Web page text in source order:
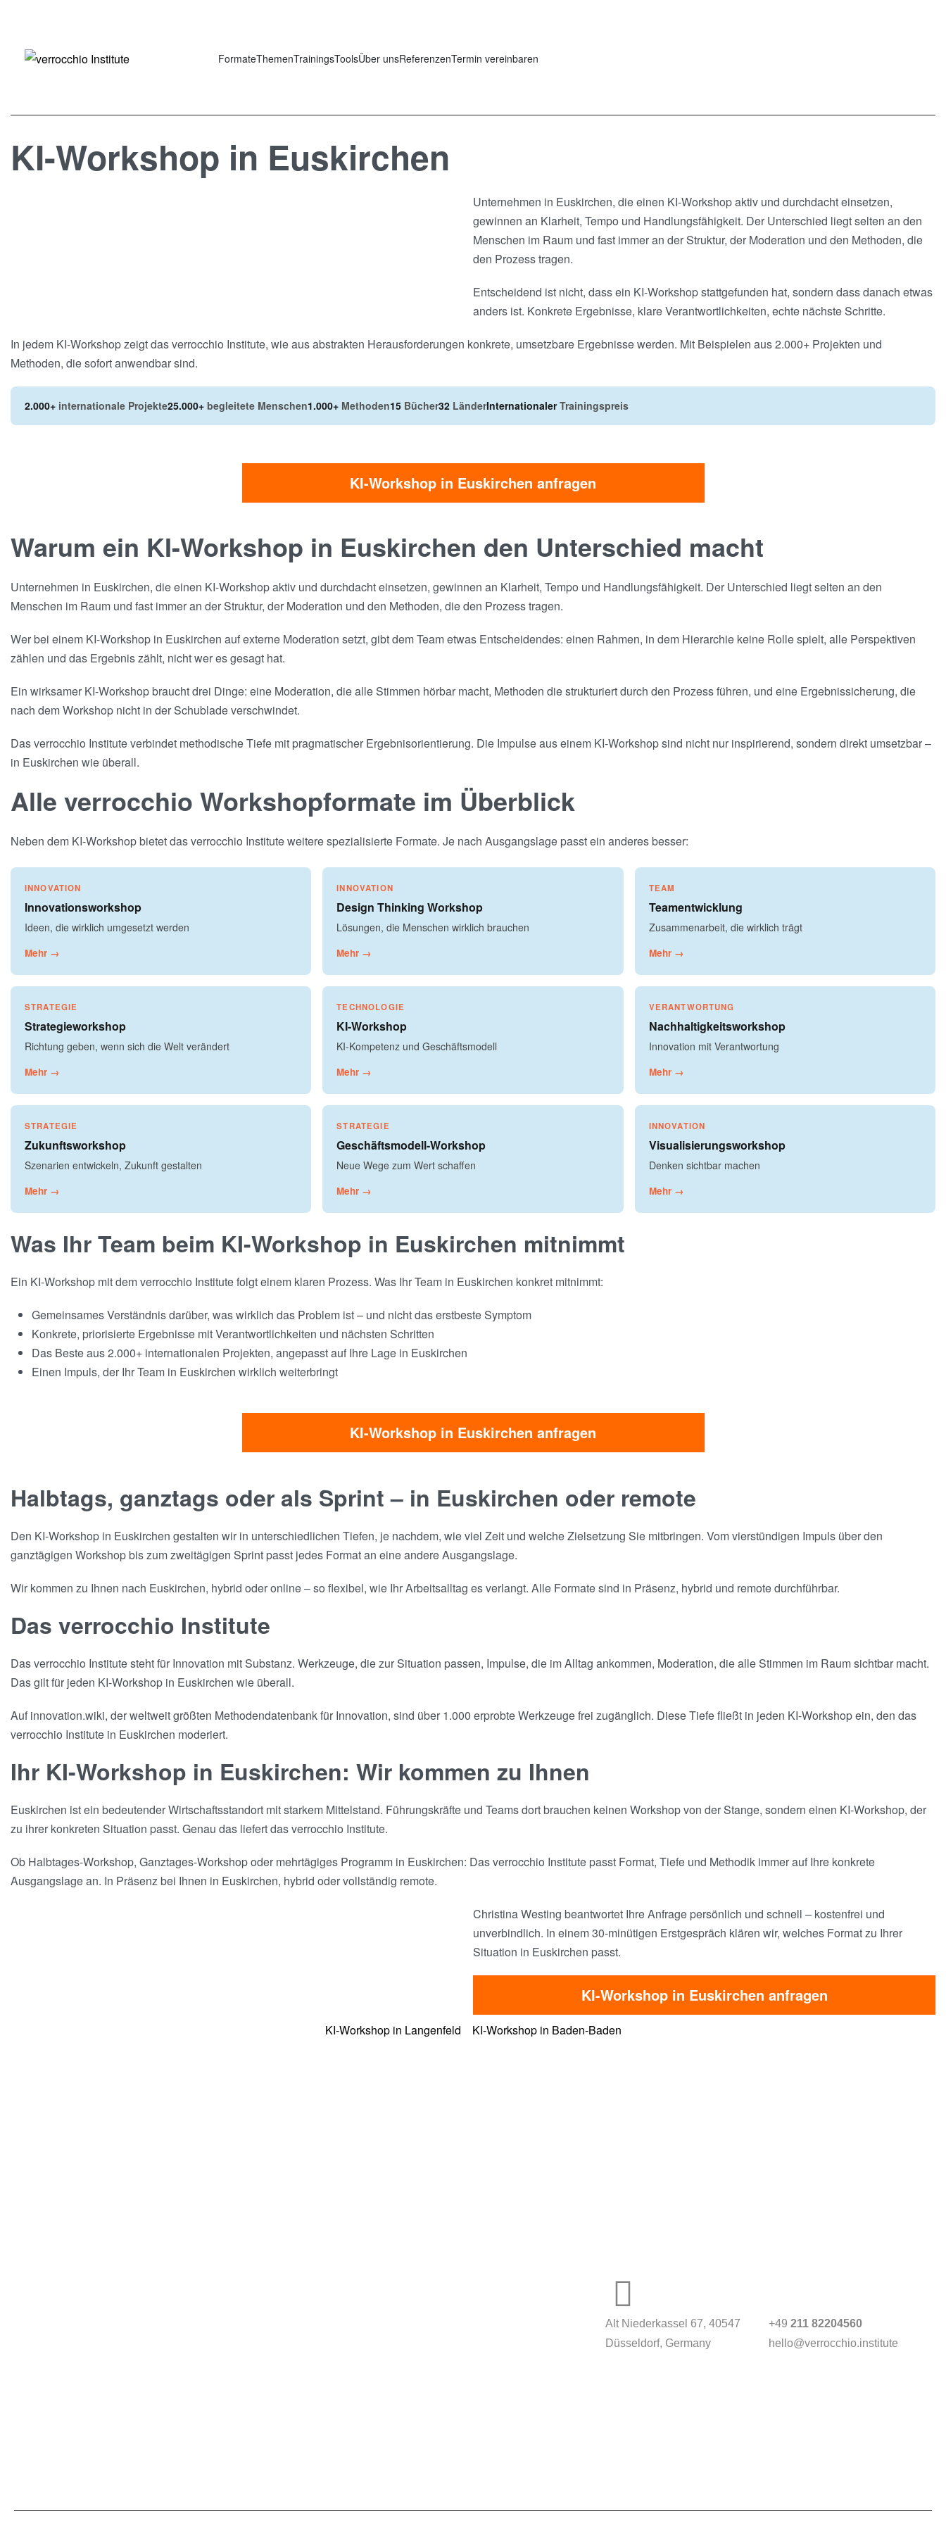
FormateThemenTrainingsToolsÜber unsReferenzenTermin vereinbaren
KI-Workshop in Euskirchen
Unternehmen in Euskirchen, die einen KI-Workshop aktiv und durchdacht einsetzen,
gewinnen an Klarheit, Tempo und Handlungsfähigkeit. Der Unterschied liegt selten an den
Menschen im Raum und fast immer an der Struktur, der Moderation und den Methoden, die
den Prozess tragen.
Entscheidend ist nicht, dass ein KI-Workshop stattgefunden hat, sondern dass danach etwas
anders ist. Konkrete Ergebnisse, klare Verantwortlichkeiten, echte nächste Schritte.
In jedem KI-Workshop zeigt das verrocchio Institute, wie aus abstrakten Herausforderungen konkrete, umsetzbare Ergebnisse werden. Mit Beispielen aus 2.000+ Projekten und
Methoden, die sofort anwendbar sind.
2.000+ internationale Projekte25.000+ begleitete Menschen1.000+ Methoden15 Bücher32 LänderInternationalerTrainingspreis
KI-Workshop in Euskirchen anfragen
Warum ein KI-Workshop in Euskirchen den Unterschied macht
Unternehmen in Euskirchen, die einen KI-Workshop aktiv und durchdacht einsetzen, gewinnen an Klarheit, Tempo und Handlungsfähigkeit. Der Unterschied liegt selten an den
Menschen im Raum und fast immer an der Struktur, der Moderation und den Methoden, die den Prozess tragen.
Wer bei einem KI-Workshop in Euskirchen auf externe Moderation setzt, gibt dem Team etwas Entscheidendes: einen Rahmen, in dem Hierarchie keine Rolle spielt, alle Perspektiven
zählen und das Ergebnis zählt, nicht wer es gesagt hat.
Ein wirksamer KI-Workshop braucht drei Dinge: eine Moderation, die alle Stimmen hörbar macht, Methoden die strukturiert durch den Prozess führen, und eine Ergebnissicherung, die
nach dem Workshop nicht in der Schublade verschwindet.
Das verrocchio Institute verbindet methodische Tiefe mit pragmatischer Ergebnisorientierung. Die Impulse aus einem KI-Workshop sind nicht nur inspirierend, sondern direkt umsetzbar –
in Euskirchen wie überall.
Alle verrocchio Workshopformate im Überblick
Neben dem KI-Workshop bietet das verrocchio Institute weitere spezialisierte Formate. Je nach Ausgangslage passt ein anderes besser:
INNOVATION
Innovationsworkshop
Ideen, die wirklich umgesetzt werden
Mehr →
INNOVATION
Design Thinking Workshop
Lösungen, die Menschen wirklich brauchen
Mehr →
TEAM
Teamentwicklung
Zusammenarbeit, die wirklich trägt
Mehr →
STRATEGIE
Strategieworkshop
Richtung geben, wenn sich die Welt verändert
Mehr →
TECHNOLOGIE
KI-Workshop
KI-Kompetenz und Geschäftsmodell
Mehr →
VERANTWORTUNG
Nachhaltigkeitsworkshop
Innovation mit Verantwortung
Mehr →
STRATEGIE
Zukunftsworkshop
Szenarien entwickeln, Zukunft gestalten
Mehr →
STRATEGIE
Geschäftsmodell-Workshop
Neue Wege zum Wert schaffen
Mehr →
INNOVATION
Visualisierungsworkshop
Denken sichtbar machen
Mehr →
Was Ihr Team beim KI-Workshop in Euskirchen mitnimmt
Ein KI-Workshop mit dem verrocchio Institute folgt einem klaren Prozess. Was Ihr Team in Euskirchen konkret mitnimmt:
Gemeinsames Verständnis darüber, was wirklich das Problem ist – und nicht das erstbeste Symptom
Konkrete, priorisierte Ergebnisse mit Verantwortlichkeiten und nächsten Schritten
Das Beste aus 2.000+ internationalen Projekten, angepasst auf Ihre Lage in Euskirchen
Einen Impuls, der Ihr Team in Euskirchen wirklich weiterbringt
KI-Workshop in Euskirchen anfragen
Halbtags, ganztags oder als Sprint – in Euskirchen oder remote
Den KI-Workshop in Euskirchen gestalten wir in unterschiedlichen Tiefen, je nachdem, wie viel Zeit und welche Zielsetzung Sie mitbringen. Vom vierstündigen Impuls über den
ganztägigen Workshop bis zum zweitägigen Sprint passt jedes Format an eine andere Ausgangslage.
Wir kommen zu Ihnen nach Euskirchen, hybrid oder online – so flexibel, wie Ihr Arbeitsalltag es verlangt. Alle Formate sind in Präsenz, hybrid und remote durchführbar.
Das verrocchio Institute
Das verrocchio Institute steht für Innovation mit Substanz. Werkzeuge, die zur Situation passen, Impulse, die im Alltag ankommen, Moderation, die alle Stimmen im Raum sichtbar macht.
Das gilt für jeden KI-Workshop in Euskirchen wie überall.
Auf innovation.wiki, der weltweit größten Methodendatenbank für Innovation, sind über 1.000 erprobte Werkzeuge frei zugänglich. Diese Tiefe fließt in jeden KI-Workshop ein, den das
verrocchio Institute in Euskirchen moderiert.
Ihr KI-Workshop in Euskirchen: Wir kommen zu Ihnen
Euskirchen ist ein bedeutender Wirtschaftsstandort mit starkem Mittelstand. Führungskräfte und Teams dort brauchen keinen Workshop von der Stange, sondern einen KI-Workshop, der
zu ihrer konkreten Situation passt. Genau das liefert das verrocchio Institute.
Ob Halbtages-Workshop, Ganztages-Workshop oder mehrtägiges Programm in Euskirchen: Das verrocchio Institute passt Format, Tiefe und Methodik immer auf Ihre konkrete
Ausgangslage an. In Präsenz bei Ihnen in Euskirchen, hybrid oder vollständig remote.
Christina Westing beantwortet Ihre Anfrage persönlich und schnell – kostenfrei und
unverbindlich. In einem 30-minütigen Erstgespräch klären wir, welches Format zu Ihrer
Situation in Euskirchen passt.
KI-Workshop in Euskirchen anfragen
KI-Workshop in Langenfeld KI-Workshop in Baden-Baden
Alt Niederkassel 67, 40547
Düsseldorf, Germany
+49211 82204560
hello@verrocchio.institute